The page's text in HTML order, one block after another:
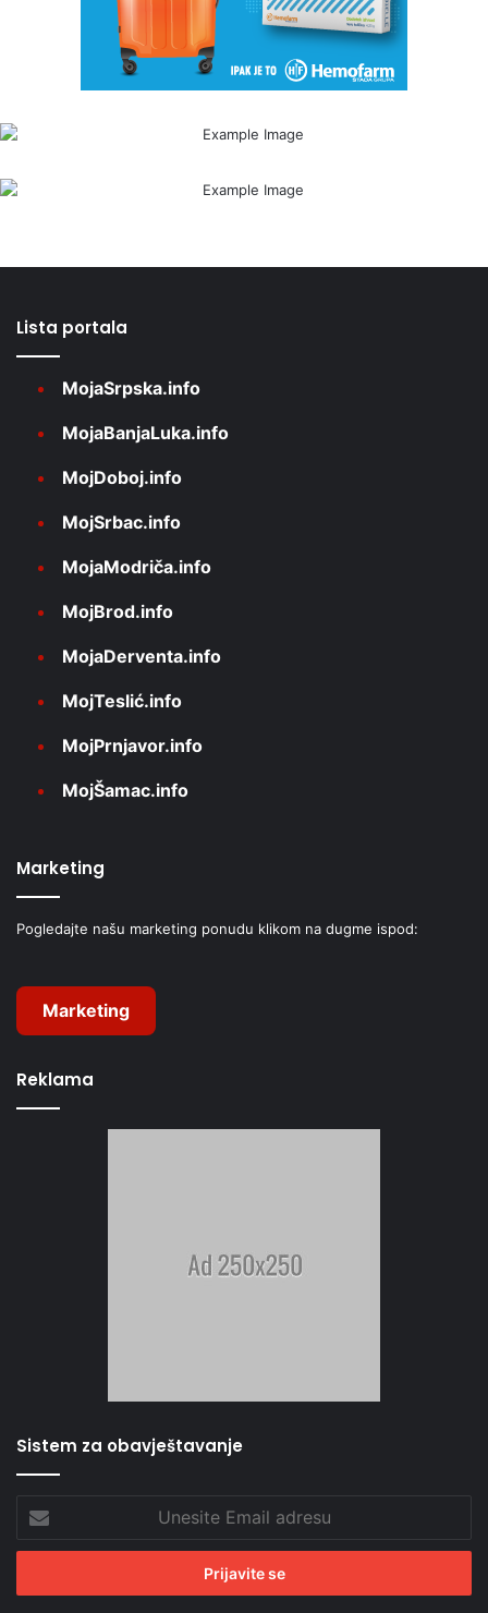
Lista portala
MojaSrpska.info
MojaBanjaLuka.info
MojDoboj.info
MojSrbac.info
MojaModriča.info
MojBrod.info
MojaDerventa.info
MojTeslić.info
MojPrnjavor.info
MojŠamac.info
Marketing
Pogledajte našu marketing ponudu klikom na dugme ispod:
Marketing
Reklama
Sistem za obavještavanje
Email
adresu